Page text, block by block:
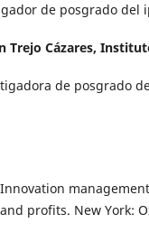
de posgrado del
Trejo Cázares,
de posgrado
profits. New York: